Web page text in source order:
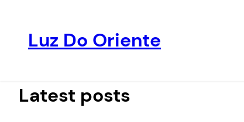
conteúdo
Luz Do Oriente
Latest posts